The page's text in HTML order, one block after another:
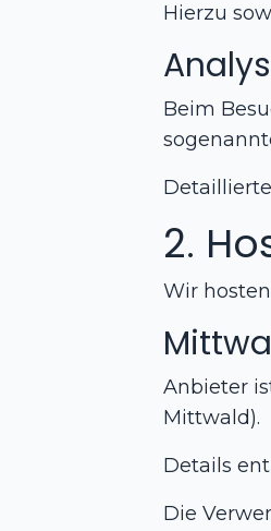
Hierzu
Beim
2.
Wir
Anbieter
Mittwald).
Details
Die